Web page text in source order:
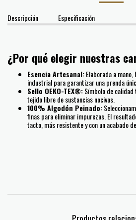
Descripción Especificación
¿Por qué elegir nuestras
Esencia Artesanal:Elaborada a
industrial para garantizar una prenda
Sello OEKO-TEX®:Símbolo de
tejido libre de sustancias nocivas.
100% Algodón Peinado:
finas para eliminar impurezas. El
tacto, más resistente y con un acabado